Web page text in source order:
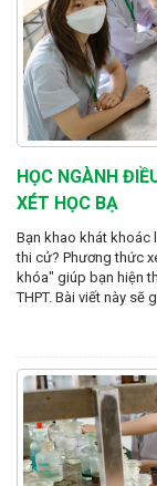
HỌC NGÀNH
XÉT HỌC BẠ
Bạn khao khát khoác
thi cử? Phương thức
khóa" giúp bạn hiện
THPT. Bài viết này sẽ